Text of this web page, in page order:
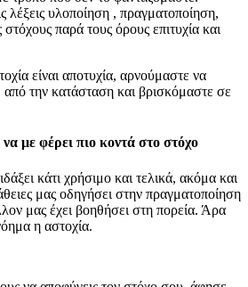
λέξεις υλοποίηση , πραγματοποίηση,
παρά τους όρους επιτυχία και
είναι αποτυχία, αρνούμαστε να
την κατάσταση και βρισκόμαστε σε
με φέρει πιο κοντά στο στόχο
κάτι χρήσιμο και τελικά, ακόμα και
μας οδηγήσει στην πραγματοποίηση
μας έχει βοηθήσει στη πορεία. Άρα
η αστοχία.